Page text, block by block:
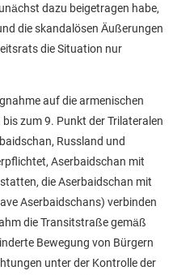
dazu beigetragen habe,
die skandalösen Äußerungen
die Situation nur
auf die armenischen
zum 9. Punkt der Trilateralen
Russland und
Aserbaidschan mit
die Aserbaidschan mit
Aserbaidschans) verbinden
die Transitstraße gemäß
Bewegung von Bürgern
unter der Kontrolle der